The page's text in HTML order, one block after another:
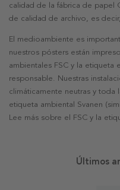
calidad de la fábrica de papel
de calidad de archivo, es
El medioambiente es
nuestros pósters están
ambientales FSC y la etiqueta
responsable. Nuestras
climáticamente neutras y
etiqueta ambiental Svanen
Lee más sobre el FSC y la
Últimos